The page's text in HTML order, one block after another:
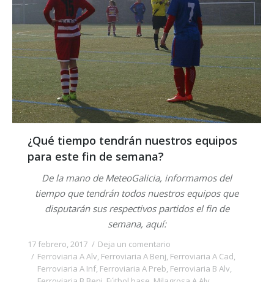
¿Qué tiempo tendrán nuestros equipos
para este fin de semana?
De la mano de MeteoGalicia, informamos del
tiempo que tendrán todos nuestros equipos que
disputarán sus respectivos partidos el fin de
semana, aquí:
17 febrero, 2017
Deja un comentario
Ferroviaria A Alv, Ferroviaria A Benj, Ferroviaria A Cad,
Ferroviaria A Inf, Ferroviaria A Preb, Ferroviaria B Alv,